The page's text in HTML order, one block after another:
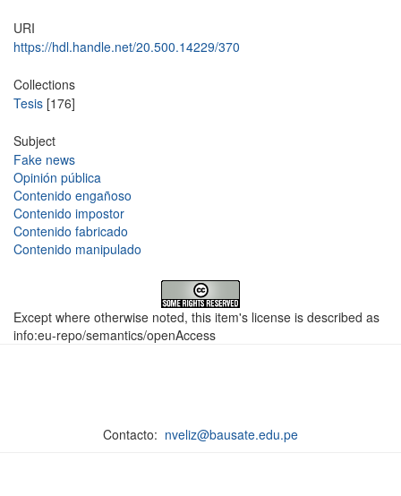
URI
https://hdl.handle.net/20.500.14229/370
Collections
Tesis [176]
Subject
Fake news
Opinión pública
Contenido engañoso
Contenido impostor
Contenido fabricado
Contenido manipulado
Except where otherwise noted, this item's license is described as
info:eu-repo/semantics/openAccess
Contacto: nveliz@bausate.edu.pe